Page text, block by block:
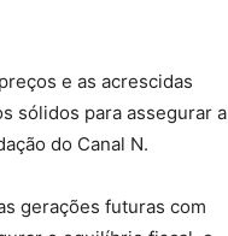
e as acrescidas
sólidos para assegurar a
do Canal N.
gerações futuras com